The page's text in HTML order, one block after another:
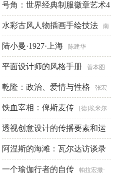
审校
号角：世界经典制服徽章艺术4
唐思 谢亮主编
水彩古风人物插画手绘技法 南
栀子
陆小曼·1927·上海 陈建华
平面设计师的风格手册 善本图
书出版公司编著
乾隆：政治、爱情与性格 张宏
杰
铁血宰相：俾斯麦传 [德]埃米尔·
路德维希 著
透视创意设计的传播要素和运
行机制 杨扬
阿涅斯的海滩：瓦尔达访谈录
[美]T.杰斐逊·克兰
一个瑜伽行者的自传 帕拉宏撒·